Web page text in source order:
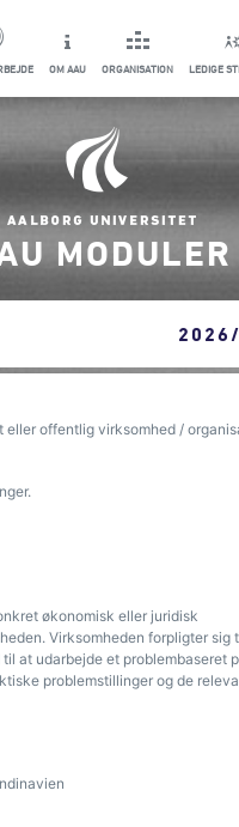
OM AAU ORGANISATION LEDIGE
MODULER
eller offentlig virksomhed /
økonomisk eller juridisk
Virksomheden forpligter sig
at udarbejde et problembaseret
problemstillinger og de